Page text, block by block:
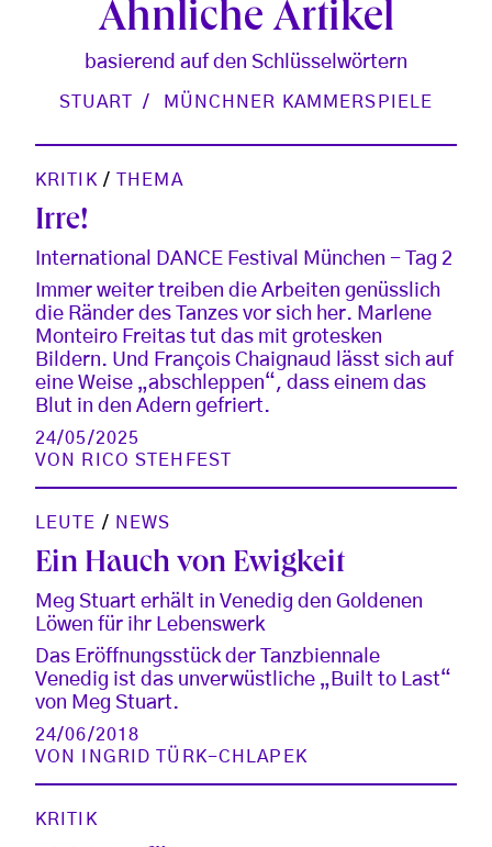
Ähnliche Artikel
basierend auf den Schlüsselwörtern
STUART MÜNCHNER KAMMERSPIELE
KRITIK / THEMA
Irre!
International DANCE Festival München - Tag 2
Immer weiter treiben die Arbeiten genüsslich
die Ränder des Tanzes vor sich her. Marlene
Monteiro Freitas tut das mit grotesken
Bildern. Und François Chaignaud lässt sich auf
eine Weise „abschleppen“, dass einem das
Blut in den Adern gefriert.
24/05/2025
VON
RICO STEHFEST
LEUTE / NEWS
Ein Hauch von Ewigkeit
Meg Stuart erhält in Venedig den Goldenen
Löwen für ihr Lebenswerk
Das Eröffnungsstück der Tanzbiennale
Venedig ist das unverwüstliche „Built to Last“
von Meg Stuart.
24/06/2018
VON
INGRID TÜRK-CHLAPEK
KRITIK